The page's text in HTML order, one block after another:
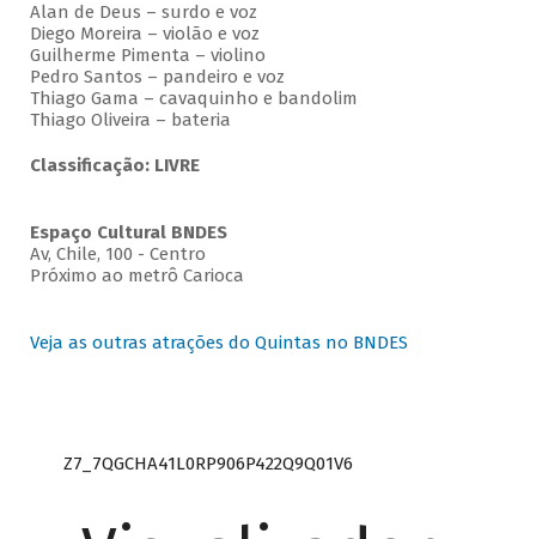
Alan de Deus – surdo e voz
Diego Moreira – violão e voz
Guilherme Pimenta – violino
Pedro Santos – pandeiro e voz
Thiago Gama – cavaquinho e bandolim
Thiago Oliveira – bateria
Classificação: LIVRE
Espaço Cultural BNDES
Av, Chile, 100 - Centro
Próximo ao metrô Carioca
Veja as outras atrações do Quintas no BNDES
Z7_7QGCHA41L0RP906P422Q9Q01V6